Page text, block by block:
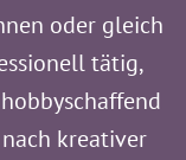
oder gleich
tätig,
kreativer